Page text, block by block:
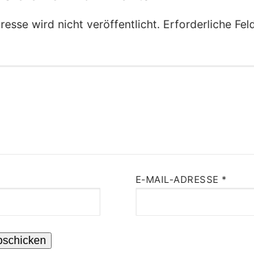
wird nicht veröffentlicht. Erforderliche
E-MAIL-ADRESSE *